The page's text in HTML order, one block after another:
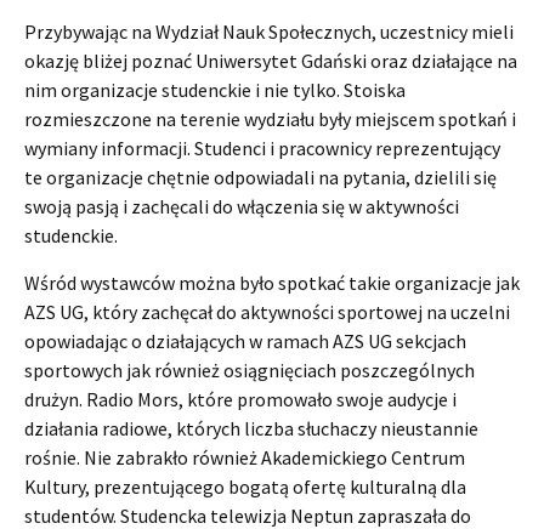
Przybywając na Wydział Nauk Społecznych, uczestnicy mieli
okazję bliżej poznać Uniwersytet Gdański oraz działające na
nim organizacje studenckie i nie tylko. Stoiska
rozmieszczone na terenie wydziału były miejscem spotkań i
wymiany informacji. Studenci i pracownicy reprezentujący
te organizacje chętnie odpowiadali na pytania, dzielili się
swoją pasją i zachęcali do włączenia się w aktywności
studenckie.
Wśród wystawców można było spotkać takie organizacje jak
AZS UG, który zachęcał do aktywności sportowej na uczelni
opowiadając o działających w ramach AZS UG sekcjach
sportowych jak również osiągnięciach poszczególnych
drużyn. Radio Mors, które promowało swoje audycje i
działania radiowe, których liczba słuchaczy nieustannie
rośnie. Nie zabrakło również Akademickiego Centrum
Kultury, prezentującego bogatą ofertę kulturalną dla
studentów. Studencka telewizja Neptun zapraszała do